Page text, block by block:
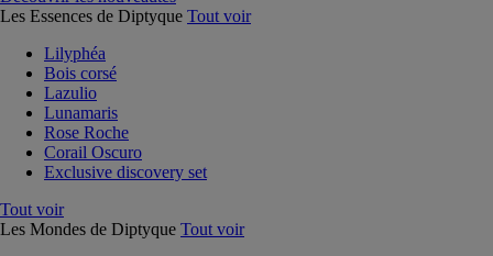
Les Essences de Diptyque Tout voir
Lilyphéa
Bois corsé
Lazulio
Lunamaris
Rose Roche
Corail Oscuro
Exclusive discovery set
Tout voir
Les Mondes de Diptyque Tout voir